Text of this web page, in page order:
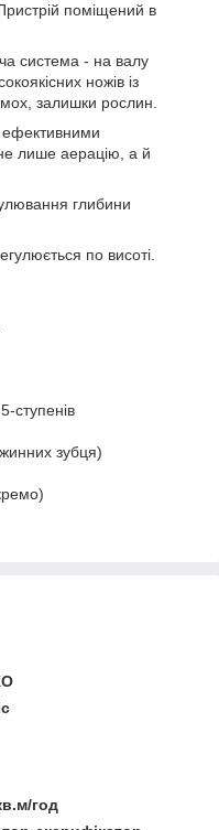
поміщений в
система - на валу
ножів із
залишки рослин.
ефективними
лише аерацію, а й
глибини
по висоті.
ступенів
зубця)
год